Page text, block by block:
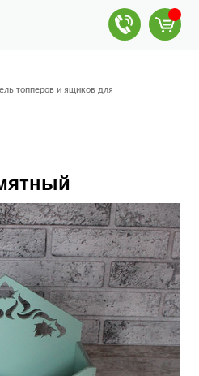
топперов и ящиков для